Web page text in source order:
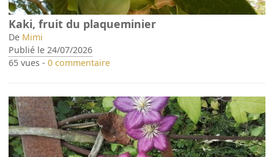
Kaki, fruit du plaqueminier
De Mimi
Publié le 24/07/2026
65 vues -0 commentaire